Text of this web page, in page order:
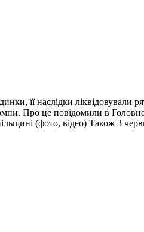
її наслідки
Про це повідомили в
(фото, відео) Також 3